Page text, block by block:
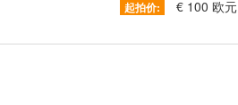
起拍价: € 100 欧元